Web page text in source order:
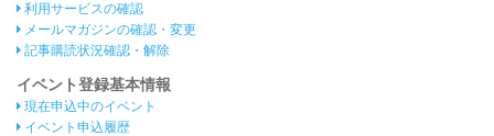
利用サービスの確認
メールマガジンの確認・変更
記事購読状況確認・解除
イベント登録基本情報
現在申込中のイベント
イベント申込履歴